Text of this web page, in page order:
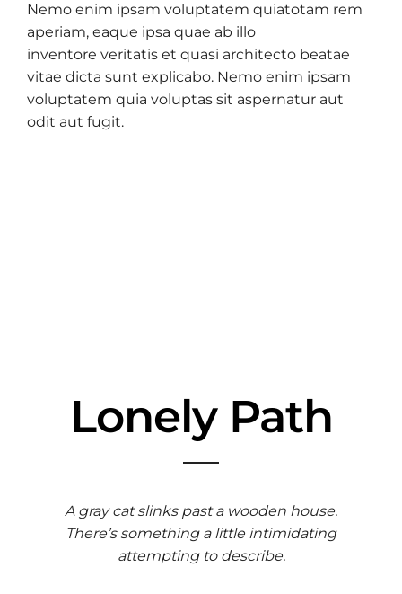
Nemo enim ipsam voluptatem quiatotam rem
aperiam, eaque ipsa quae ab illo
inventore veritatis et quasi architecto beatae
vitae dicta sunt explicabo. Nemo enim ipsam
voluptatem quia voluptas sit aspernatur aut
odit aut fugit.
Lonely Path
A gray cat slinks past a wooden house.
There’s something a little intimidating
attempting to describe.